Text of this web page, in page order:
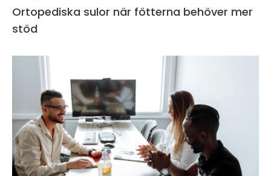
Ortopediska sulor när fötterna behöver mer
stöd